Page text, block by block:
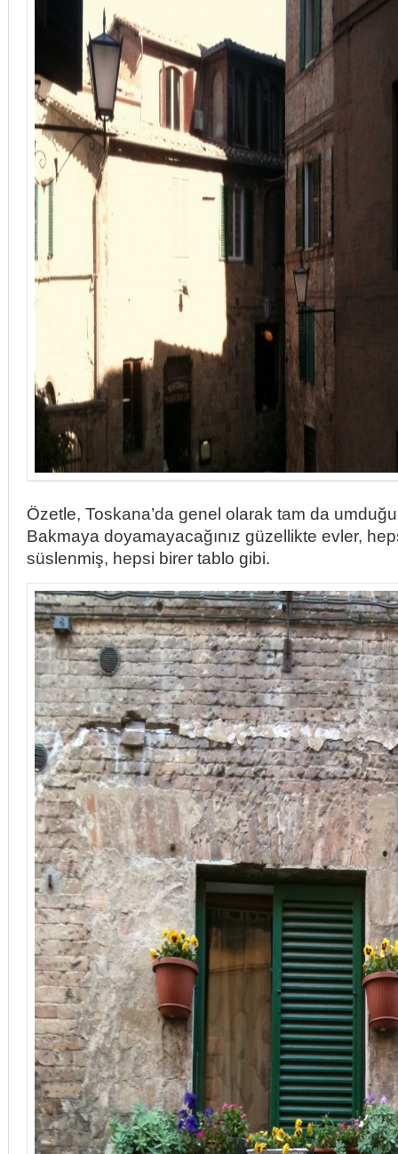
Özetle, Toskana’da genel olarak tam da
Bakmaya doyamayacağınız güzellikte evler,
süslenmiş, hepsi birer tablo gibi.